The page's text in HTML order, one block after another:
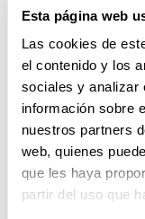
Esta página web
Las cookies de
el contenido y los
sociales y analizar
información sobre
nuestros partners
web, quienes
que les haya
partir del uso que